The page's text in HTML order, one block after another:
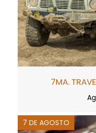
7MA.
7 DE AGOSTO